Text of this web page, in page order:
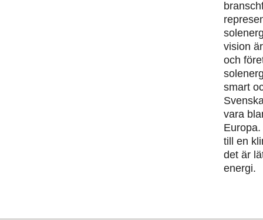
vision
och
smart
vara
till en
det är
energi.